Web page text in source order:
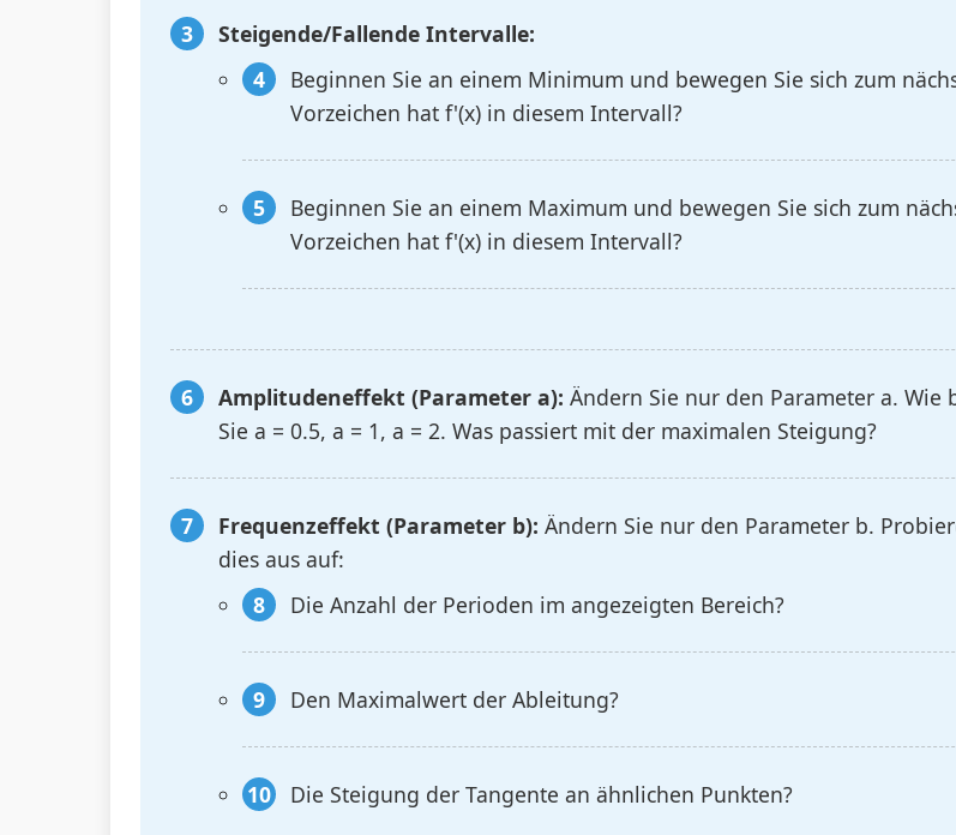
Steigende/Fallende Intervalle:
Beginnen Sie an einem Minimum und bewegen Sie sich zum
Vorzeichen hat f'(x) in diesem Intervall?
Beginnen Sie an einem Maximum und bewegen Sie sich zum
Vorzeichen hat f'(x) in diesem Intervall?
Amplitudeneffekt (Parameter a): Ändern Sie nur den Parameter a. Wie
Sie a = 0.5, a = 1, a = 2. Was passiert mit der maximalen Steigung?
Frequenzeffekt (Parameter b): Ändern Sie nur den Parameter b.
dies aus auf:
Die Anzahl der Perioden im angezeigten Bereich?
Den Maximalwert der Ableitung?
Die Steigung der Tangente an ähnlichen Punkten?